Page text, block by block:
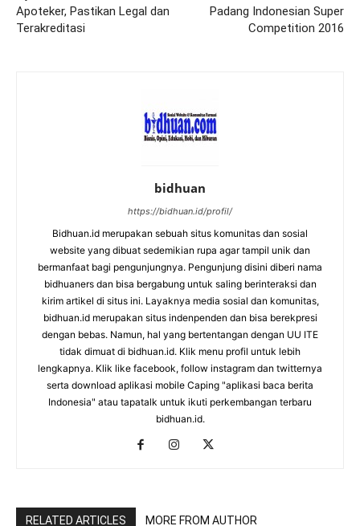
Apoteker, Pastikan Legal dan
Terakreditasi
Padang Indonesian Super
Competition 2016
bidhuan
https://bidhuan.id/profil/
Bidhuan.id merupakan sebuah situs komunitas dan sosial
website yang dibuat sedemikian rupa agar tampil unik dan
bermanfaat bagi pengunjungnya. Pengunjung disini diberi nama
bidhuaners dan bisa bergabung untuk saling berinteraksi dan
kirim artikel di situs ini. Layaknya media sosial dan komunitas,
bidhuan.id merupakan situs indenpenden dan bisa berekpresi
dengan bebas. Namun, hal yang bertentangan dengan UU ITE
tidak dimuat di bidhuan.id. Klik menu profil untuk lebih
lengkapnya. Klik like facebook, follow instagram dan twitternya
serta download aplikasi mobile Caping "aplikasi baca berita
Indonesia" atau tapatalk untuk ikuti perkembangan terbaru
bidhuan.id.
RELATED ARTICLES MORE FROM AUTHOR